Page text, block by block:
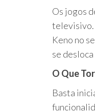
Os jogos
televisivo.
Keno no
se
O Que
Basta